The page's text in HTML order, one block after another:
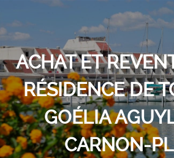
ACHAT ET
RÉSIDENCE DE
GOÉLIA
CARNON-